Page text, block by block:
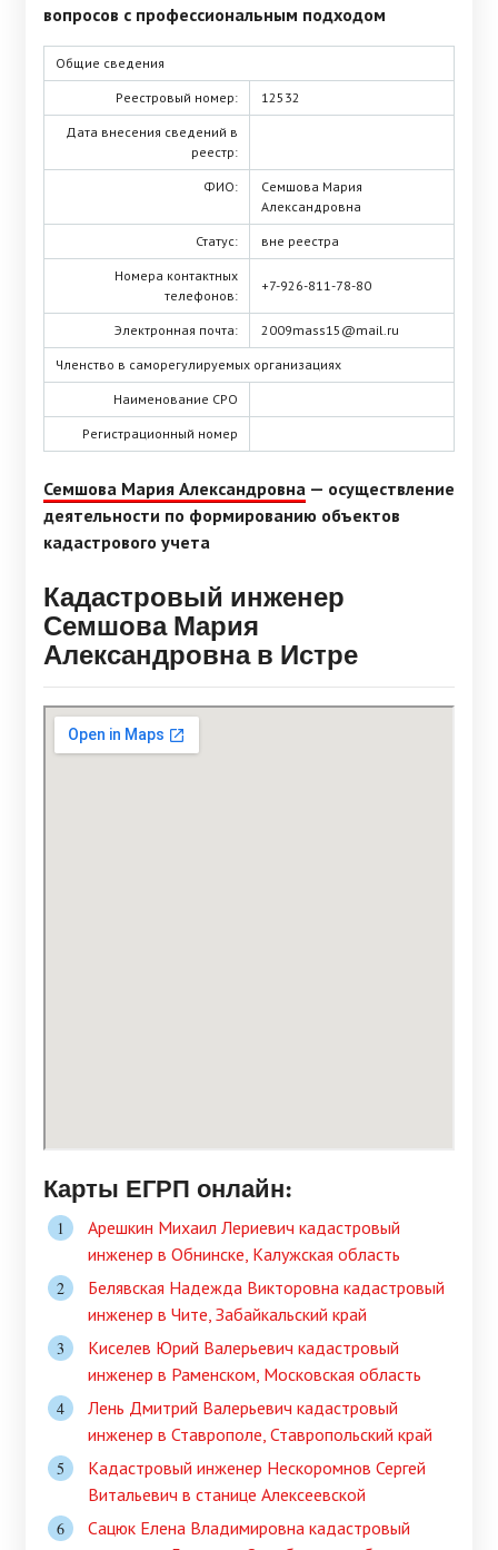
вопросов с профессиональным подходом
Общие сведения
Реестровый номер: 12532
Дата внесения сведений в
реестр:
ФИО:
Семшова Мария
Александровна
Статус: вне реестра
Номера контактных
телефонов:
+7-926-811-78-80
Электронная почта: 2009mass15@mail.ru
Членство в саморегулируемых организациях
Наименование СРО
Регистрационный номер
Семшова Мария Александровна — осуществление
деятельности по формированию объектов
кадастрового учета
Кадастровый инженер
Семшова Мария
Александровна в Истре
Карты ЕГРП онлайн:
Арешкин Михаил Лериевич кадастровый
инженер в Обнинске, Калужская область
Белявская Надежда Викторовна кадастровый
инженер в Чите, Забайкальский край
Киселев Юрий Валерьевич кадастровый
инженер в Раменском, Московская область
Лень Дмитрий Валерьевич кадастровый
инженер в Ставрополе, Ставропольский край
Кадастровый инженер Нескоромнов Сергей
Витальевич в станице Алексеевской
Сацюк Елена Владимировна кадастровый